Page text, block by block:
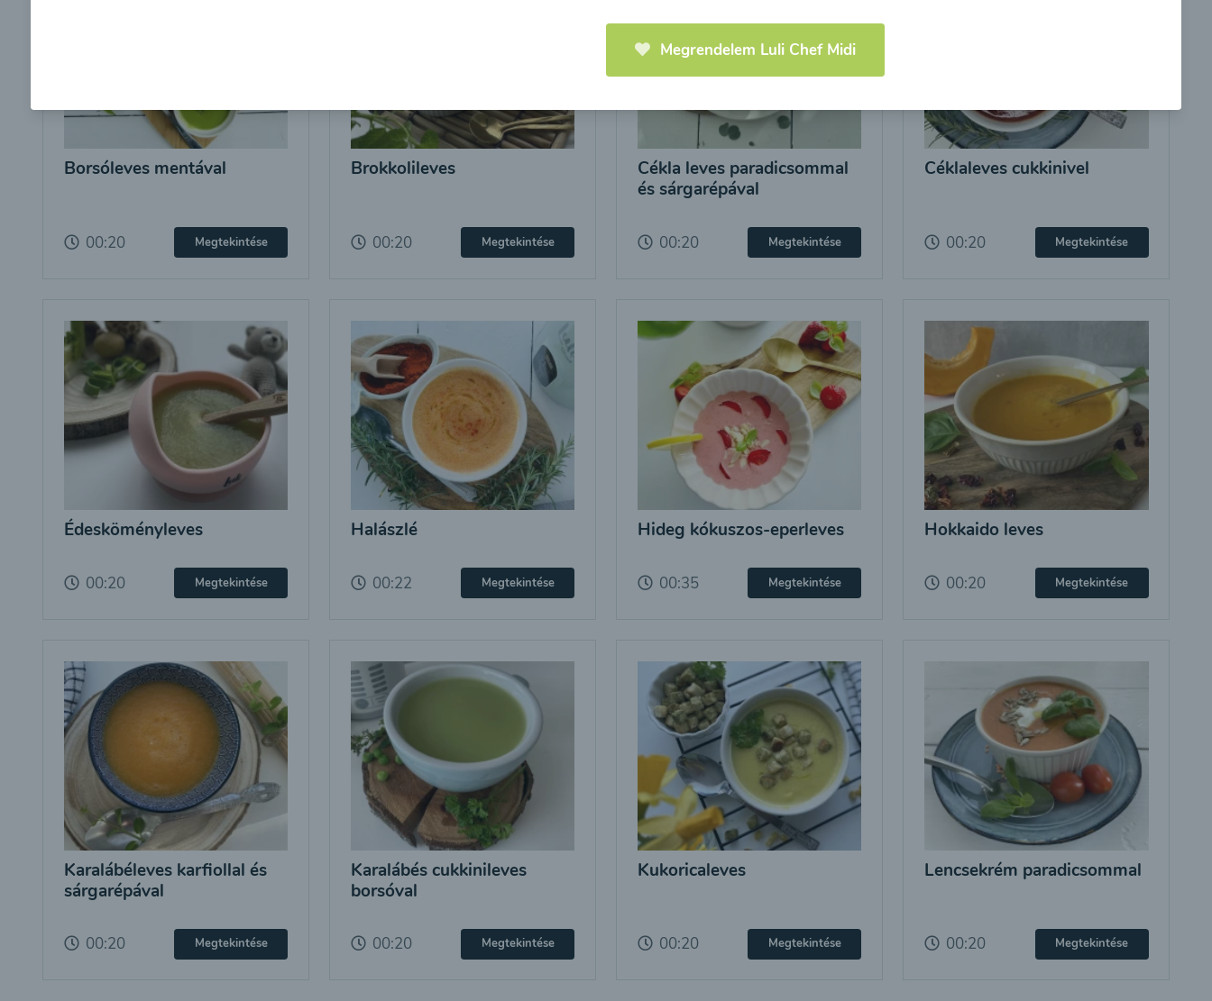
Borsóleves mentával
00:20 Megtekintése
Brokkolileves
00:20 Megtekintése
Cékla leves paradicsommal
és sárgarépával
00:20 Megtekintése
Céklaleves cukkinivel
00:20 Megtekintése
Édesköményleves
00:20 Megtekintése
Halászlé
00:22 Megtekintése
Hideg kókuszos-eperleves
00:35 Megtekintése
Hokkaido leves
00:20 Megtekintése
Karalábéleves karfiollal és
sárgarépával
00:20 Megtekintése
Karalábés cukkinileves
borsóval
00:20 Megtekintése
Kukoricaleves
00:20 Megtekintése
Lencsekrém paradicsommal
00:20 Megtekintése
Megrendelem Luli Chef Midi